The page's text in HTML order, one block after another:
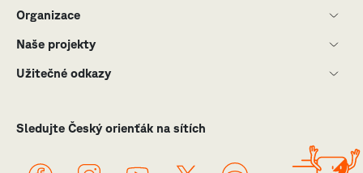
Sledujte Český orienťák na sítích
Organizace
Naše projekty
Užitečné odkazy